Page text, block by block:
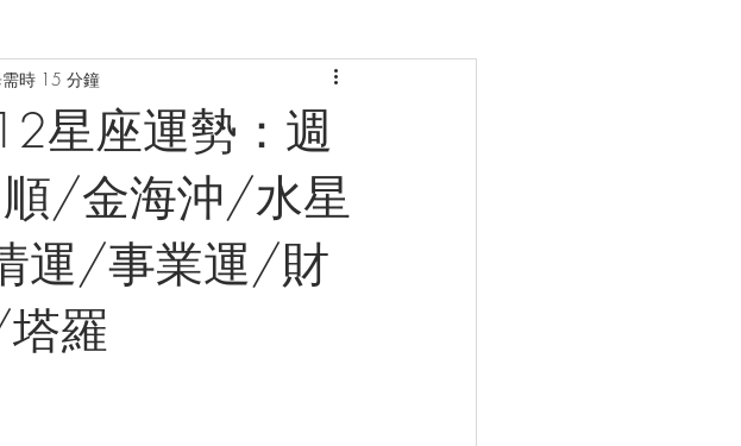
星座運勢：週
/金海沖/水星
運/事業運/財
羅
時 15 分鐘